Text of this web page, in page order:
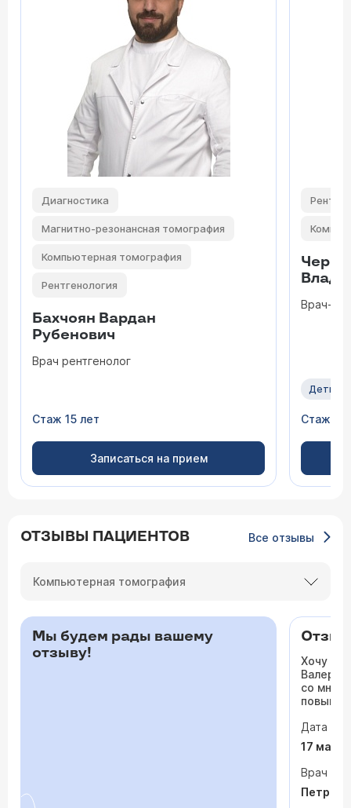
Диагностика
Магнитно-резонансная томография
Компьютерная томография
Рентгенология
Бахчоян Вардан
Рубенович
Врач рентгенолог
Стаж 15 лет
Записаться на прием
Врач-
Дети
Стаж 15
ОТЗЫВЫ ПАЦИЕНТОВ Все отзывы
Компьютерная томография
Мы будем рады вашему
отзыву!
Хочу
со мной
сердца.
раз
врачи
На
Дата
17 мая
Врач